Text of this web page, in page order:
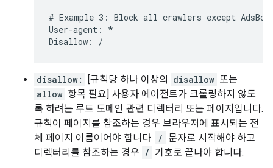
# Example 3: Block all crawlers except
User-agent: *
Disallow: /
disallow: [규칙당 하나 이상의 disallow 또는
allow 항목 필요] 사용자 에이전트가 크롤링하지 않도
록 하려는 루트 도메인 관련 디렉터리 또는 페이지입니다.
규칙이 페이지를 참조하는 경우 브라우저에 표시되는 전
체 페이지 이름이어야 합니다. / 문자로 시작해야 하고
디렉터리를 참조하는 경우 / 기호로 끝나야 합니다.